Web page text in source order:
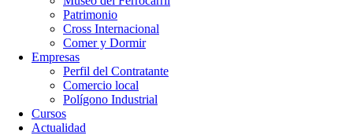
Patrimonio
Cross Internacional
Comer y Dormir
Empresas
Perfil del Contratante
Comercio local
Polígono Industrial
Cursos
Actualidad